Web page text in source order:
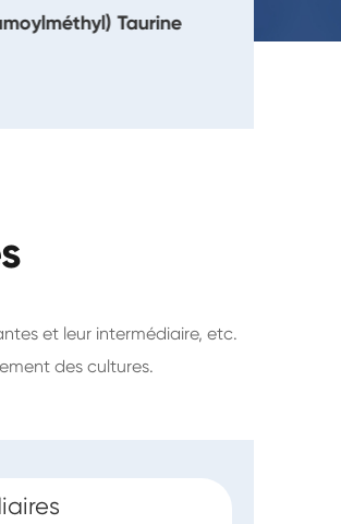
Taurine
et leur intermédiaire, etc.
des cultures.